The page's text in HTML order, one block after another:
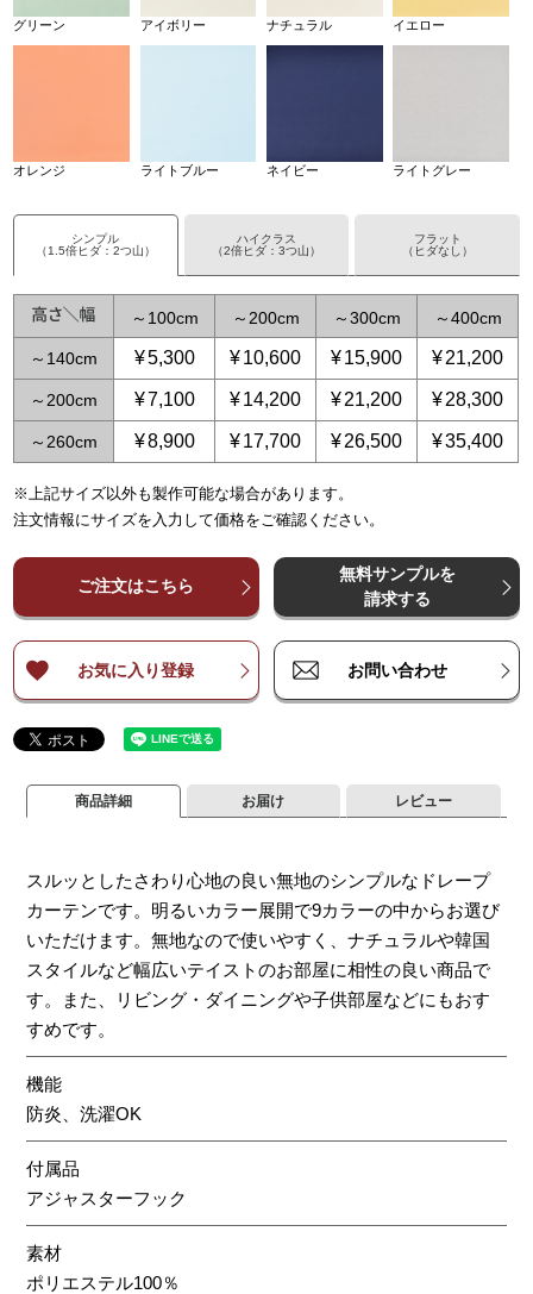
グリーン アイボリー ナチュラル イエロー
オレンジ ライトブルー ネイビー ライトグレー
シンプル
（1.5倍ヒダ：2つ山）
～ 100 ～ 200 ～300 ～400
～ 140 ¥5,300 ¥10,600 ¥15,900 ¥21,200
～ 200 ¥7,100 ¥14,200 ¥21,200 ¥28,300
～ 260 ¥8,900 ¥17,700 ¥26,500 ¥35,400
ハイクラス
（2倍ヒダ：3つ山）
～65 ～ 150 ～225
¥7,100 14,200 21,200 ¥ 28,300 ¥
フラット
（ヒダなし）
～125 ～250 ～
¥7,100 14,200 ¥21,200 ¥ 28,300
※上記サイズ以外も製作可能な場合があります。
注文情報にサイズを入力して価格をご確認ください。
ご注文はこちら
無料サンプルを
請求する
お気に入り登録 お問い合わせ
商品詳細
スルッとしたさわり心地の良い無地のシンプルなドレープ
カーテンです。明るいカラー展開で9カラーの中からお選び
いただけます。無地なので使いやすく、ナチュラルや韓国
スタイルなど幅広いテイストのお部屋に相性の良い商品で
す。また、リビング・ダイニングや子供部屋などにもおす
すめです。
機能
防炎、洗濯OK
付属品
アジャスターフック
素材
ポリエステル100％
お届け レビュー